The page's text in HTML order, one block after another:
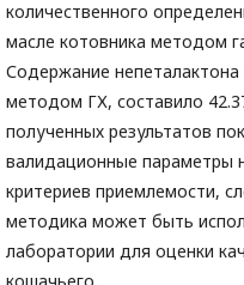
количественного
масле котовника методом
Содержание
методом ГХ, составило
полученных результатов
валидационные параметры
критериев приемлемости,
методика может быть
лаборатории для оценки